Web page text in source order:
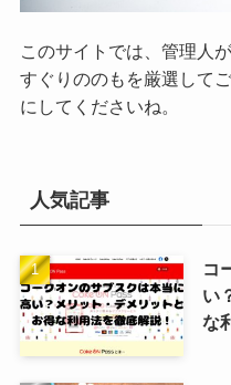
このサイトでは、管理人
すぐりののもを厳選して
にしてくださいね。
人気記事
コ
い
な